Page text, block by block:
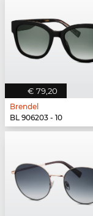
€ 79,20
Brendel
BL 906203 - 10